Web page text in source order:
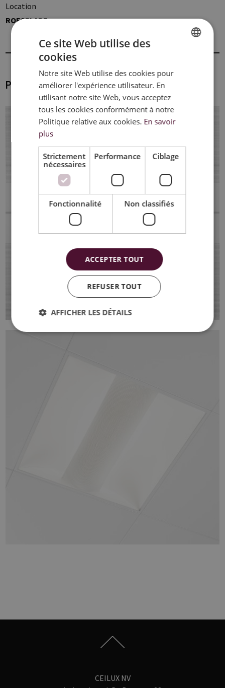
Location
ROESELARE
PRODUITS
CEILUX NV
FRENCH
Ce site Web utilise des
cookies
Notre site Web utilise des cookies pour
améliorer l'expérience utilisateur. En
utilisant notre site Web, vous acceptez
tous les cookies conformément à notre
Politique relative aux cookies. En savoir
plus
Strictement
nécessaires
Performance Ciblage
Fonctionnalité Non classifiés
ACCEPTER TOUT
REFUSER TOUT
AFFICHER LES DÉTAILS